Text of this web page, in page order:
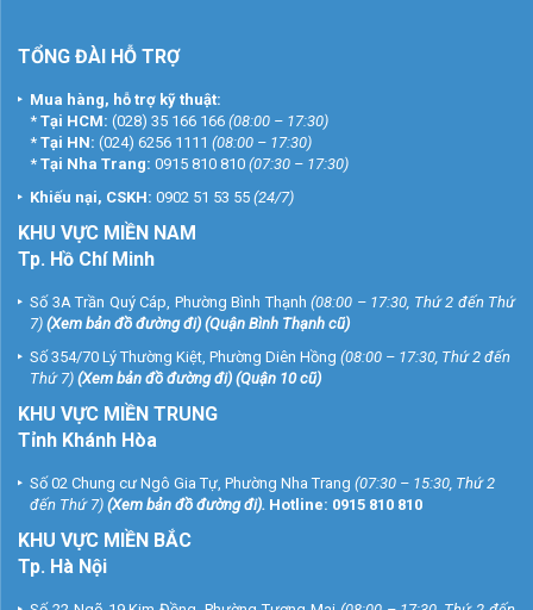
TỔNG ĐÀI HỖ TRỢ
Mua hàng, hỗ trợ kỹ thuật:
* Tại HCM: (028) 35 166 166 (08:00 – 17:30)
* Tại HN: (024) 6256 1111 (08:00 – 17:30)
* Tại Nha Trang: 0915 810 810 (07:30 – 17:30)
Khiếu nại, CSKH: 0902 51 53 55 (24/7)
KHU VỰC MIỀN NAM
Tp. Hồ Chí Minh
Số 3A Trần Quý Cáp, Phường Bình Thạnh (08:00 – 17:30, Thứ 2 đến Thứ
7) (Xem bản đồ đường đi) (Quận Bình Thạnh cũ)
Số 354/70 Lý Thường Kiệt, Phường Diên Hồng (08:00 – 17:30, Thứ 2 đến
Thứ 7) (Xem bản đồ đường đi) (Quận 10 cũ)
KHU VỰC MIỀN TRUNG
Tỉnh Khánh Hòa
Số 02 Chung cư Ngô Gia Tự, Phường Nha Trang (07:30 – 15:30, Thứ 2
đến Thứ 7) (Xem bản đồ đường đi). Hotline: 0915 810 810
KHU VỰC MIỀN BẮC
Tp. Hà Nội